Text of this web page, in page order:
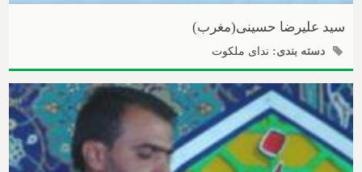
سید علیرضا حسینی(مغرب)
دسته بندی: ندای ملکوت